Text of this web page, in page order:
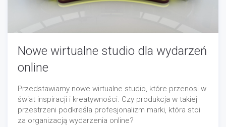
Nowe wirtualne studio dla wydarzeń
online
Przedstawiamy nowe wirtualne studio, które przenosi w
świat inspiracji i kreatywności. Czy produkcja w takiej
przestrzeni podkreśla profesjonalizm marki, która stoi
za organizacją wydarzenia online?